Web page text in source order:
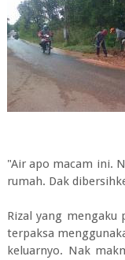
"Air apo macam ini.
rumah. Dak
Rizal yang mengaku
terpaksa
keluarnyo. Nak